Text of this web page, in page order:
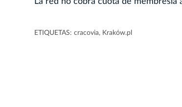
ETIQUETAS: cracovia, Kraków.pl